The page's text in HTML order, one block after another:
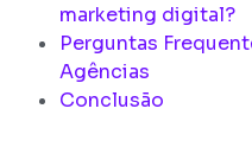
marketing digital?
Perguntas
Agências
Conclusão